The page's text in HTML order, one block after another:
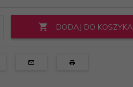
DODAJ DO KOSZYKA